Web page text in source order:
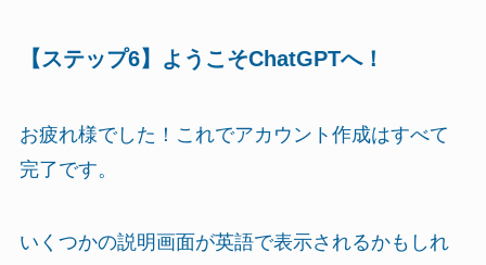
【ステップ6】ようこそChatGPTへ！
お疲れ様でした！これでアカウント作成はすべて
完了です。
いくつかの説明画面が英語で表示されるかもしれ